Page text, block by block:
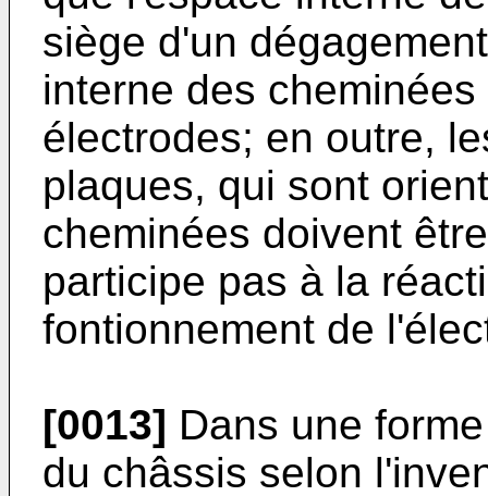
siège d'un
interne des
électrodes; en outre,
plaques, qui sont
cheminées doivent
participe pas à la
fontionnement de
[0013] Dans une
du châssis selon